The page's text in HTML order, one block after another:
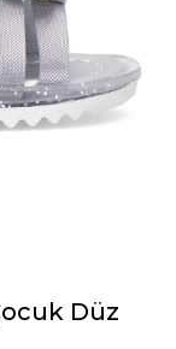
Düz